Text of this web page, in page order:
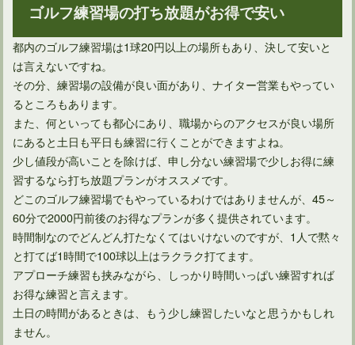
人気のゴルフファッション！若者におすすめなものはコレ！
ゴルフで握りをすると賭けの対象になって大変なことになる！
ゴルフ練習場の打ち放題がお得で安い
都内のゴルフ練習場は1球20円以上の場所もあり、決して安いと
は言えないですね。
その分、練習場の設備が良い面があり、ナイター営業もやってい
るところもあります。
また、何といっても都心にあり、職場からのアクセスが良い場所
にあると土日も平日も練習に行くことができますよね。
少し値段が高いことを除けば、申し分ない練習場で少しお得に練
習するなら打ち放題プランがオススメです。
どこのゴルフ練習場でもやっているわけではありませんが、45～
60分で2000円前後のお得なプランが多く提供されています。
時間制なのでどんどん打たなくてはいけないのですが、1人で黙々
と打てば1時間で100球以上はラクラク打てます。
アプローチ練習も挟みながら、しっかり時間いっぱい練習すれば
お得な練習と言えます。
土日の時間があるときは、もう少し練習したいなと思うかもしれ
ません。